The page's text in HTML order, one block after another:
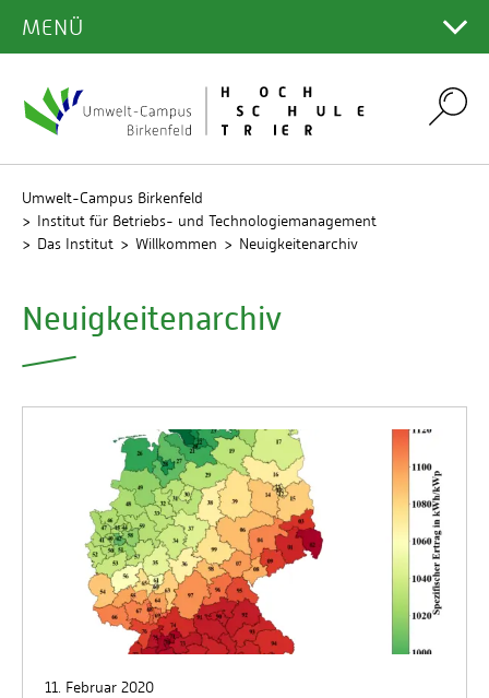
Hauptcampus
Umwelt-Campus Birkenfeld
Bibliothek
Infos aktuelles Semester
Rechenzentrum
QIS
Prüfungsplan
Studienservice
Stellenangebote
MENÜ
STUDIENGÄNGE
PROJEKTARBEITEN
PRAKTIKUM
ABSCHLUSSARBEITEN
STELLENANGEBOTE
Search
Umwelt-Campus Birkenfeld
Institut für Betriebs- und Technologiemanagement
Das Institut
Willkommen Neuigkeitenarchiv
Neuigkeitenarchiv
11. Februar 2020